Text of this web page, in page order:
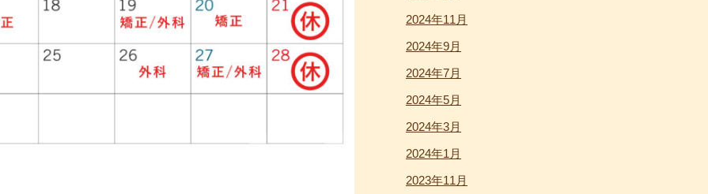
2024年11月
2024年9月
2024年7月
2024年5月
2024年3月
2024年1月
2023年11月